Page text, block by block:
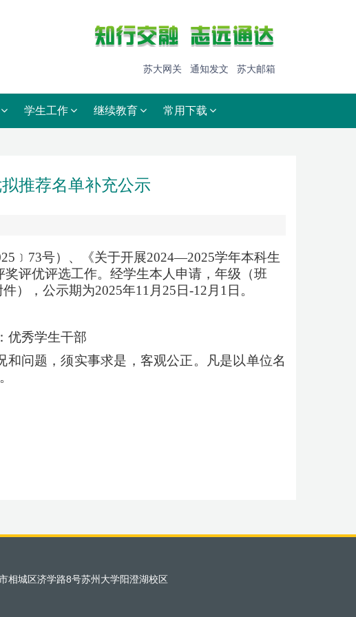
苏大网关 通知发文 苏大邮箱
学生工作 继续教育 常用下载
推荐名单补充公示
﹞ 73号）、《关于开展2024—2025学年本科生
评优评选工作。经学生本人申请，年级（班
），公示期为2025年11月25日-12月1日。
秀学生干部
问题，须实事求是，客观公正。凡是以单位名
相城区济学路8号苏州大学阳澄湖校区